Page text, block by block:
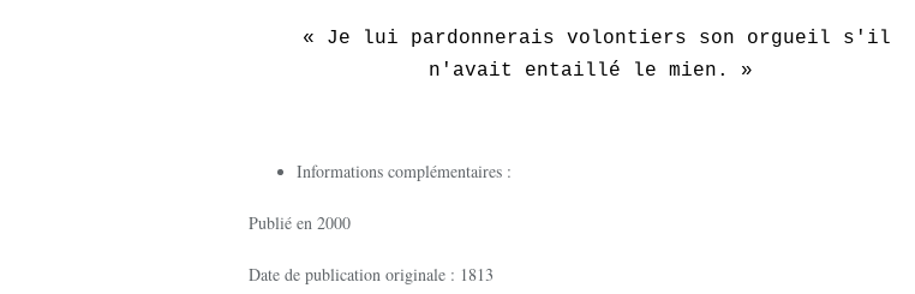
« Je lui pardonnerais volontiers son orgueil s'il
n'avait entaillé le mien. »
Informations complémentaires :
Publié en 2000
Date de publication originale : 1813